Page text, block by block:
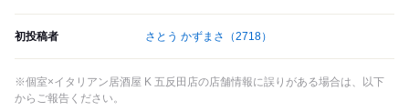
初投稿者 さとう かずまさ （2718）
※個室×イタリアン居酒屋 K 五反田店の店舗情報に誤りがある場合は、以下
からご報告ください。